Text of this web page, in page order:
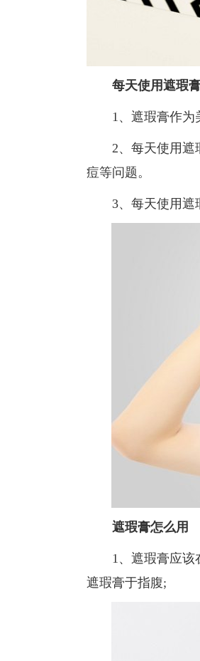
每天使用遮瑕膏
1、遮瑕膏作为美
2、每天使用遮瑕
痘等问题。
3、每天使用遮瑕
遮瑕膏怎么用
1、遮瑕膏应该在
遮瑕膏于指腹;